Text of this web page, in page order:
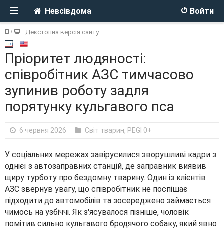
Войти
Невсівдома
Декстопна версія сайту
Пріоритет людяності:
співробітник АЗС тимчасово
зупинив роботу задля
порятунку кульгавого пса
6 червня 2026 Світ тварин, PEGI 0+
У соціальних мережах завірусилися зворушливі кадри з
однієї з автозаправних станцій, де заправник виявив
щиру турботу про бездомну тварину. Один із клієнтів
АЗС звернув увагу, що співробітник не поспішає
підходити до автомобілів та зосереджено займається
чимось на узбіччі. Як з'ясувалося пізніше, чоловік
помітив сильно кульгавого бродячого собаку, який явно